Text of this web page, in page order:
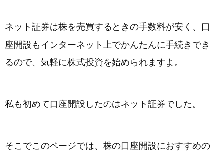
ネット証券は株を売買するときの手数料が安く、口
座開設もインターネット上でかんたんに手続きでき
るので、気軽に株式投資を始められますよ。
私も初めて口座開設したのはネット証券でした。
そこでこのページでは、株の口座開設におすすめの